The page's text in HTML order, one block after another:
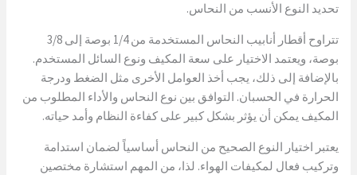
تحديد النوع الأنسب من النحاس.
تتراوح أقطار أنابيب النحاس المستخدمة من 1/4 بوصة إلى 3/8
بوصة، ويعتمد الاختيار على سعة المكيف ونوع السائل المستخدم.
بالإضافة إلى ذلك، يجب أخذ العوامل الأخرى مثل الضغط ودرجة
الحرارة في الحسبان. التوافق بين نوع النحاس والأداء المطلوب من
المكيف يمكن أن يؤثر بشكل كبير على كفاءة النظام وأمد حياته.
يعتبر اختيار النوع الصحيح من النحاس أساسياً لضمان استدامة
وتركيب فعال لمكيفات الهواء. لذا، من المهم استشارة مختصين